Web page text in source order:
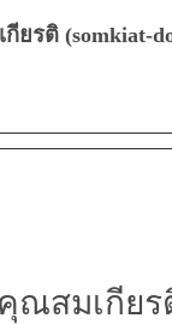
กียรติ (somkiat-
ณสมเกียร